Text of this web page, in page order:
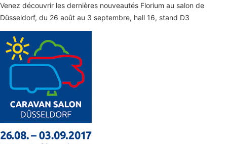
Venez découvrir les dernières nouveautés Florium au salon de
Düsseldorf, du 26 août au 3 septembre, hall 16, stand D3